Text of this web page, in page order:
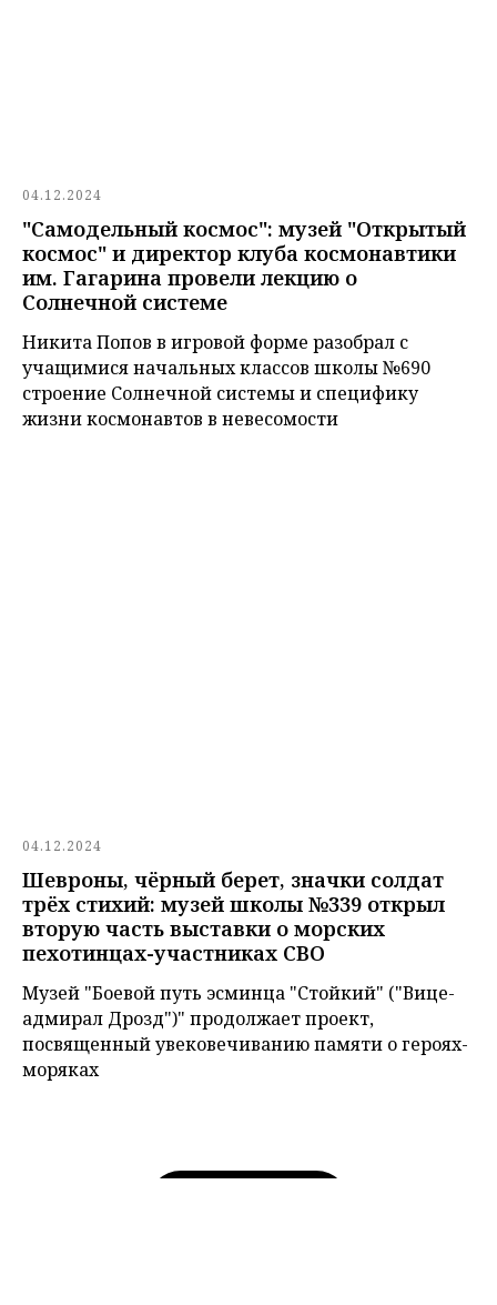
04.12.2024
"Самодельный космос": музей "Открытый
космос" и директор клуба космонавтики
им. Гагарина провели лекцию о
Солнечной системе
Никита Попов в игровой форме разобрал с
учащимися начальных классов школы №690
строение Солнечной системы и специфику
жизни космонавтов в невесомости
04.12.2024
Шевроны, чёрный берет, значки солдат
трёх стихий: музей школы №339 открыл
вторую часть выставки о морских
пехотинцах-участниках СВО
Музей "Боевой путь эсминца "Стойкий" ("Вице-
адмирал Дрозд")" продолжает проект,
посвященный увековечиванию памяти о героях-
моряках